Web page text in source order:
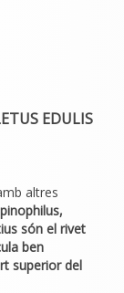
EDULIS
altres
pinophilus,
són el rivet
ben
superior del